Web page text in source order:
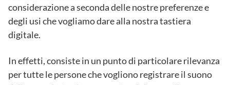
considerazione a seconda delle nostre preferenze e
degli usi che vogliamo dare alla nostra tastiera
digitale.
In effetti, consiste in un punto di particolare rilevanza
per tutte le persone che vogliono registrare il suono